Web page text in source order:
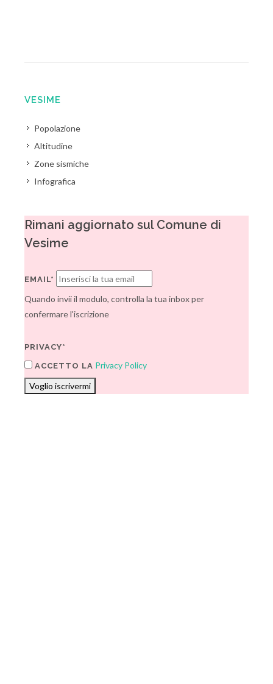
VESIME
Popolazione
Altitudine
Zone sismiche
Infografica
Rimani aggiornato sul Comune di
Vesime
EMAIL*
Quando invii il modulo, controlla la tua inbox per
confermare l'iscrizione
PRIVACY*
ACCETTO LA Privacy Policy
Voglio iscrivermi